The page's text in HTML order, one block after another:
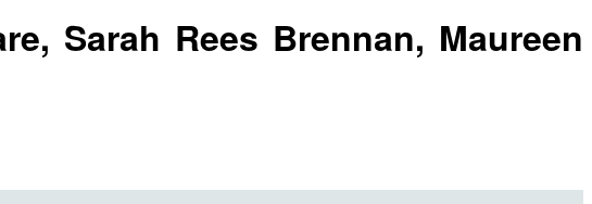
Sarah Rees Brennan, Maureen